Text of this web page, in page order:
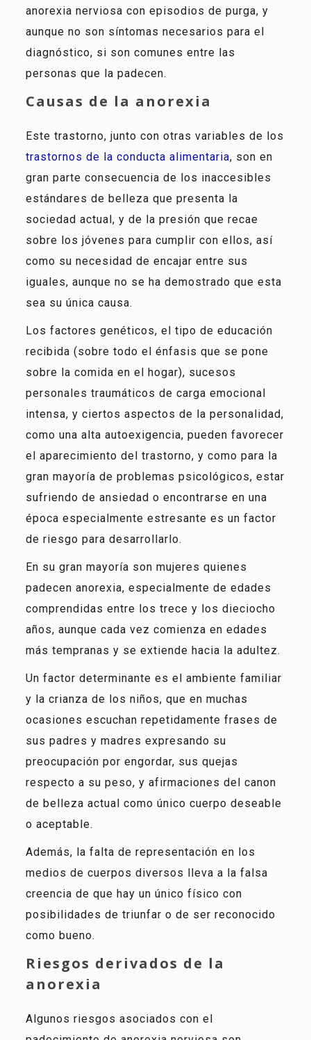
anorexia nerviosa con episodios de purga, y
aunque no son síntomas necesarios para el
diagnóstico, si son comunes entre las
personas que la padecen.
Causas de la anorexia
Este trastorno, junto con otras variables de los
trastornos de la conducta alimentaria, son en
gran parte consecuencia de los inaccesibles
estándares de belleza que presenta la
sociedad actual, y de la presión que recae
sobre los jóvenes para cumplir con ellos, así
como su necesidad de encajar entre sus
iguales, aunque no se ha demostrado que esta
sea su única causa.
Los factores genéticos, el tipo de educación
recibida (sobre todo el énfasis que se pone
sobre la comida en el hogar), sucesos
personales traumáticos de carga emocional
intensa, y ciertos aspectos de la personalidad,
como una alta autoexigencia, pueden favorecer
el aparecimiento del trastorno, y como para la
gran mayoría de problemas psicológicos, estar
sufriendo de ansiedad o encontrarse en una
época especialmente estresante es un factor
de riesgo para desarrollarlo.
En su gran mayoría son mujeres quienes
padecen anorexia, especialmente de edades
comprendidas entre los trece y los dieciocho
años, aunque cada vez comienza en edades
más tempranas y se extiende hacia la adultez.
Un factor determinante es el ambiente familiar
y la crianza de los niños, que en muchas
ocasiones escuchan repetidamente frases de
sus padres y madres expresando su
preocupación por engordar, sus quejas
respecto a su peso, y afirmaciones del canon
de belleza actual como único cuerpo deseable
o aceptable.
Además, la falta de representación en los
medios de cuerpos diversos lleva a la falsa
creencia de que hay un único físico con
posibilidades de triunfar o de ser reconocido
como bueno.
Riesgos derivados de la
anorexia
Algunos riesgos asociados con el